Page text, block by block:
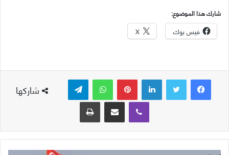
شارك هذا الموضوع:
فيس بوك X
شاركها
لينكدإن بينتيريست واتساب
ڤايبر
مشاركة عبر البريد طباعة